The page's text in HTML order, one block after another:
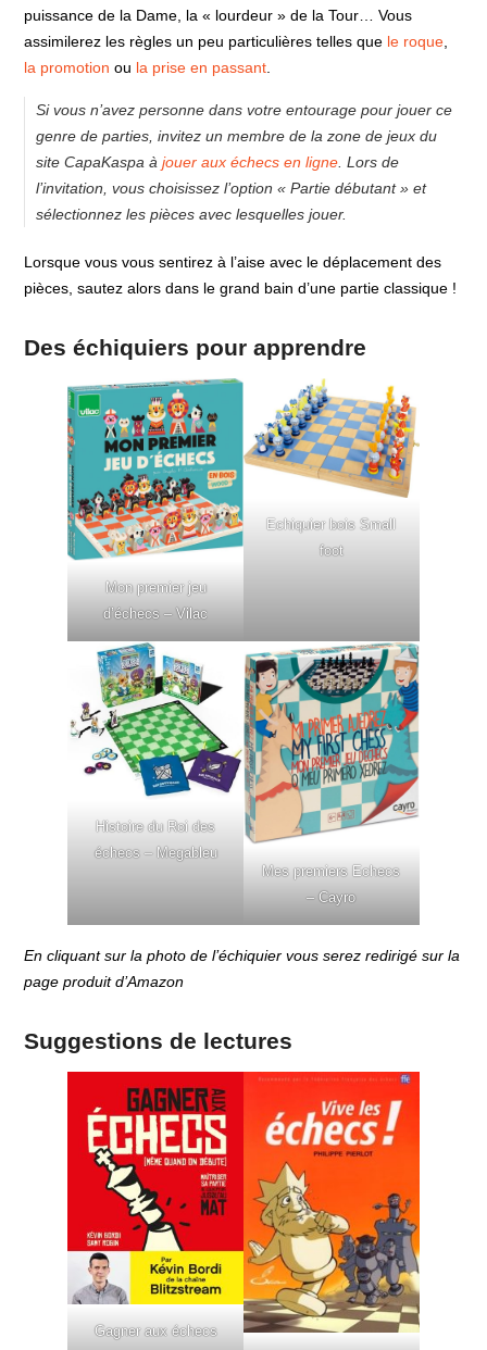
puissance de la Dame, la « lourdeur » de la Tour… Vous
assimilerez les règles un peu particulières telles que le roque,
la promotion ou la prise en passant.
Si vous n’avez personne dans votre entourage pour jouer ce
genre de parties, invitez un membre de la zone de jeux du
site CapaKaspa àjouer aux échecs en ligne. Lors de
l’invitation, vous choisissez l’option « Partie débutant » et
sélectionnez les pièces avec lesquelles jouer.
Lorsque vous vous sentirez à l’aise avec le déplacement des
pièces, sautez alors dans le grand bain d’une partie classique !
Des échiquiers pour apprendre
Mon premier jeu
d’échecs – Vilac
Echiquier bois Small
foot
Histoire du Roi des
échecs – Megableu
Mes premiers Echecs
– Cayro
En cliquant sur la photo de l’échiquier vous serez redirigé sur la
page produit d’Amazon
Suggestions de lectures
Gagner aux échecs